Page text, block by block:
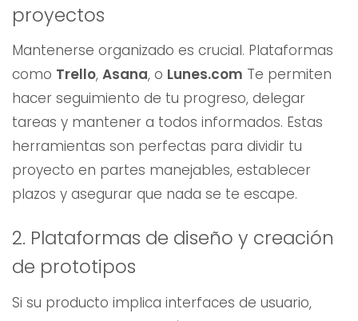
proyectos
Mantenerse organizado es crucial. Plataformas
como Trello, Asana, o Lunes.com Te permiten
hacer seguimiento de tu progreso, delegar
tareas y mantener a todos informados. Estas
herramientas son perfectas para dividir tu
proyecto en partes manejables, establecer
plazos y asegurar que nada se te escape.
2. Plataformas de diseño y creación
de prototipos
Si su producto implica interfaces de usuario,